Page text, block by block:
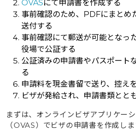
OVASにて申請書を作成する
事前確認のため、PDFにまとめ
送付する
事前確認にて郵送が可能となっ
役場で公証する
公証済みの申請書やパスポート
る
申請料を現金書留で送り、控え
ビザが発給され、申請書類とと
まずは、オンラインビザアプリケー
（OVAS）でビザの申請書を作成しま